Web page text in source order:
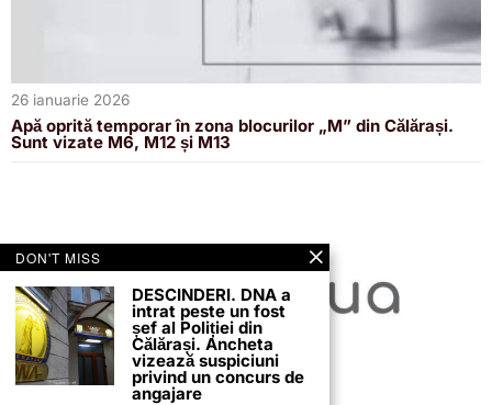
26 ianuarie 2026
Apă oprită temporar în zona blocurilor „M” din Călărași.
Sunt vizate M6, M12 și M13
DON'T MISS
DESCINDERI. DNA a
intrat peste un fost
șef al Poliției din
Călărași. Ancheta
vizează suspiciuni
privind un concurs de
angajare